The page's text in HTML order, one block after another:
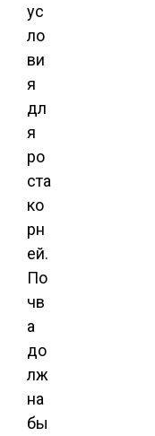
ус
ло
ви
я
дл
я
ро
ста
ко
рн
ей.
По
чв
а
до
лж
на
бы